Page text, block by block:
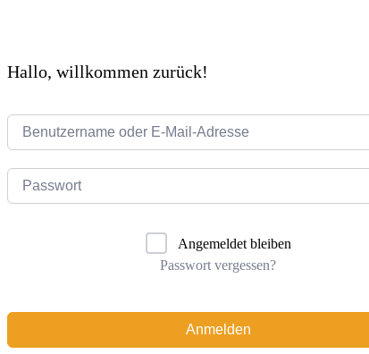
Hallo, willkommen zurück!
Angemeldet bleiben
Passwort vergessen?
Anmelden